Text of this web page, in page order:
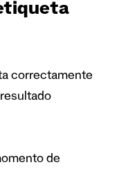
correctamente
de